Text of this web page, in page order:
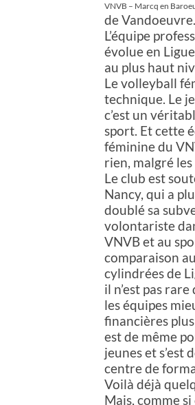
VNVB – Marcq en
de Vandoeuvre.
L’équipe
évolue en
au plus haut
Le volleyball
technique. Le
c’est un
sport. Et cette
féminine du
rien, malgré
Le club est
Nancy, qui a
doublé sa
volontariste
VNVB et au
comparaison
cylindrées de
il n’est pas rare
les équipes
financières
est de même
jeunes et s’est
centre de
Voilà déjà
Mais, comme